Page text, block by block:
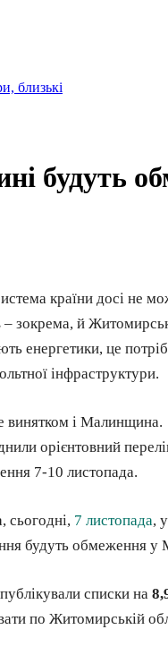
близькі
будуть
країни досі не
– зокрема, й
енергетики, це
інфраструктури.
винятком і Малинщина.
орієнтовний
7-10 листопада.
сьогодні, 7 листопада,
будуть обмеження у
списки на
по Житомирській